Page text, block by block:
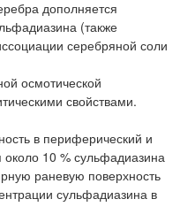
дополняется
(также
серебряной соли
осмотической
свойствами.
в периферический и
около 10 % сульфадиазина
раневую поверхность
сульфадиазина в